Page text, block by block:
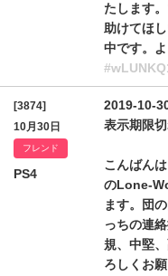
たします
助けてほ
中です。
[3874]
10月30日
フレンド
PS4
2019-10-
表示期限
こんばん
のLone-
ます。団
っちの連
規、中堅
ろしくお